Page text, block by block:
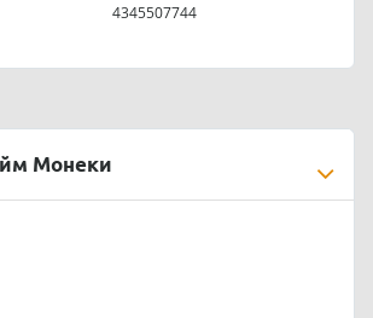
4345507744
Монеки